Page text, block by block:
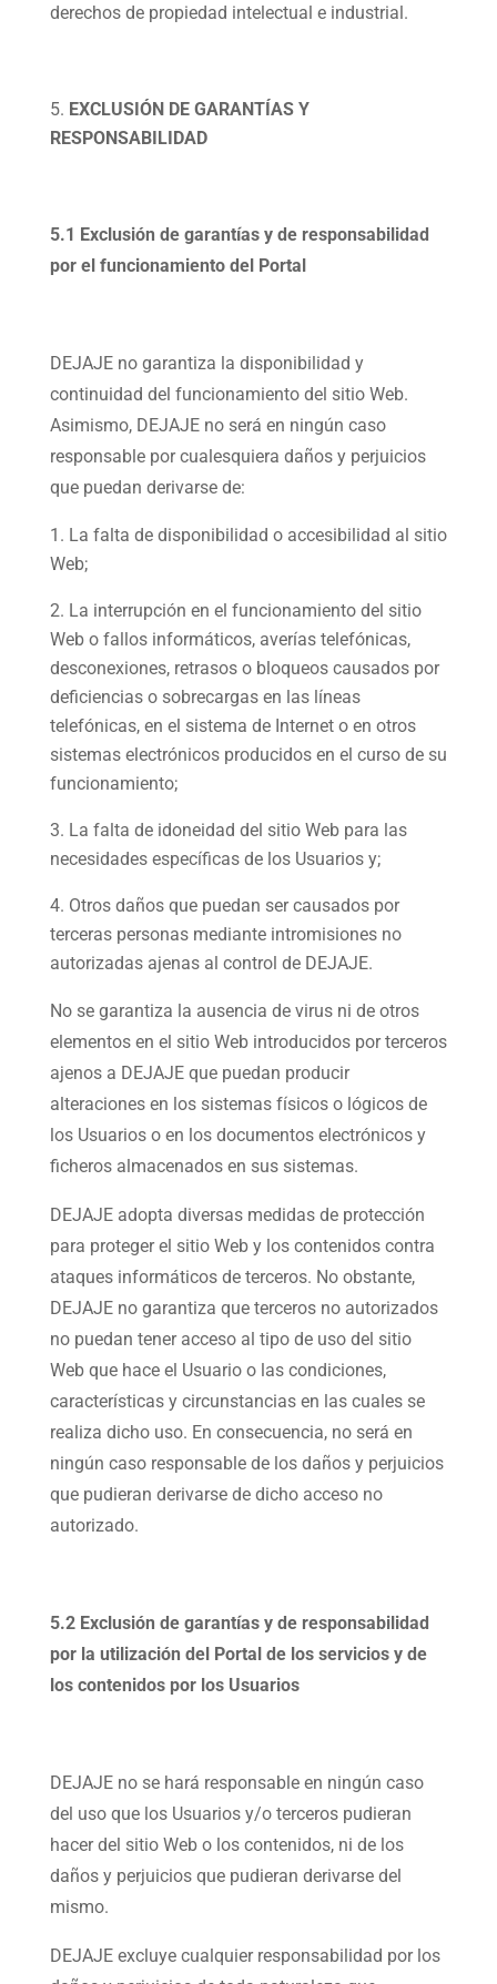
derechos de propiedad intelectual e industrial.
EXCLUSIÓN DE GARANTÍAS Y
RESPONSABILIDAD
5.1 Exclusión de garantías y de responsabilidad
por el funcionamiento del Portal
DEJAJE no garantiza la disponibilidad y
continuidad del funcionamiento del sitio Web.
Asimismo, DEJAJE no será en ningún caso
responsable por cualesquiera daños y perjuicios
que puedan derivarse de:
La falta de disponibilidad o accesibilidad al sitio
Web;
La interrupción en el funcionamiento del sitio
Web o fallos informáticos, averías telefónicas,
desconexiones, retrasos o bloqueos causados por
deficiencias o sobrecargas en las líneas
telefónicas, en el sistema de Internet o en otros
sistemas electrónicos producidos en el curso de su
funcionamiento;
La falta de idoneidad del sitio Web para las
necesidades específicas de los Usuarios y;
Otros daños que puedan ser causados por
terceras personas mediante intromisiones no
autorizadas ajenas al control de DEJAJE.
No se garantiza la ausencia de virus ni de otros
elementos en el sitio Web introducidos por terceros
ajenos a DEJAJE que puedan producir
alteraciones en los sistemas físicos o lógicos de
los Usuarios o en los documentos electrónicos y
ficheros almacenados en sus sistemas.
DEJAJE adopta diversas medidas de protección
para proteger el sitio Web y los contenidos contra
ataques informáticos de terceros. No obstante,
DEJAJE no garantiza que terceros no autorizados
no puedan tener acceso al tipo de uso del sitio
Web que hace el Usuario o las condiciones,
características y circunstancias en las cuales se
realiza dicho uso. En consecuencia, no será en
ningún caso responsable de los daños y perjuicios
que pudieran derivarse de dicho acceso no
autorizado.
5.2 Exclusión de garantías y de responsabilidad
por la utilización del Portal de los servicios y de
los contenidos por los Usuarios
DEJAJE no se hará responsable en ningún caso
del uso que los Usuarios y/o terceros pudieran
hacer del sitio Web o los contenidos, ni de los
daños y perjuicios que pudieran derivarse del
mismo.
DEJAJE excluye cualquier responsabilidad por los